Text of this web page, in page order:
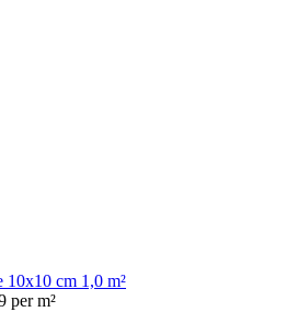
10x10 cm 1,0 m²
per m²